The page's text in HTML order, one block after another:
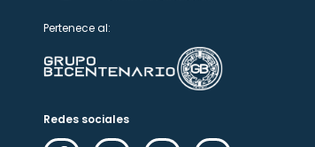
Pertenece al:
Redes sociales